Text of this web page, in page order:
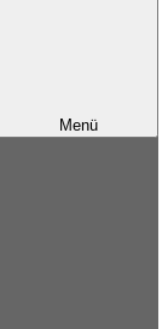
Menü